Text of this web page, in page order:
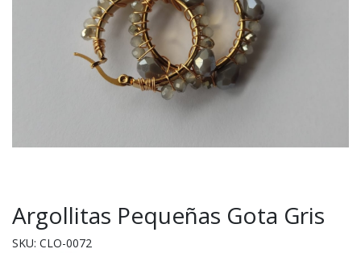
Argollitas Pequeñas Gota Gris
SKU: CLO-0072